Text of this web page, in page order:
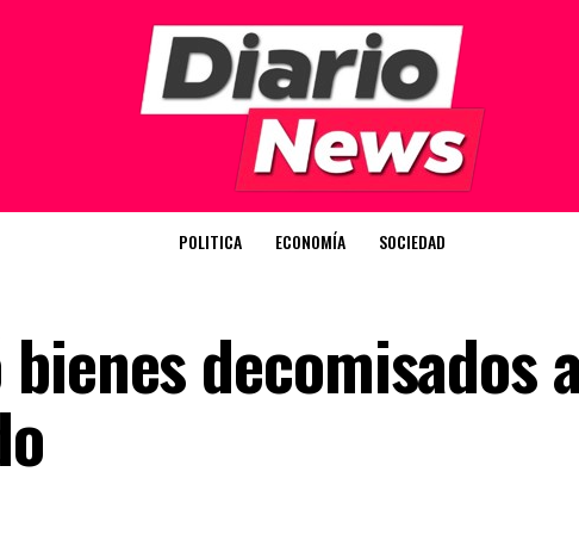
POLITICA ECONOMÍA SOCIEDAD
decomisados